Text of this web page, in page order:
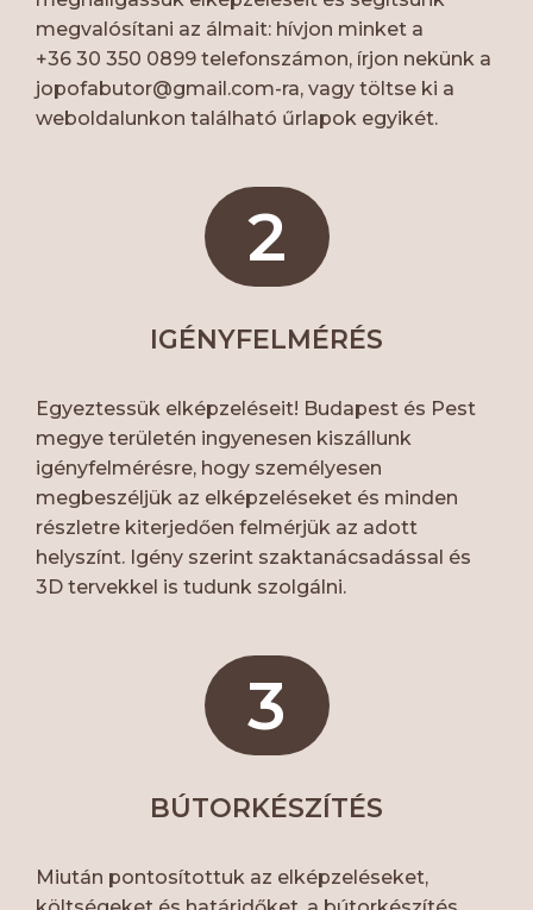
megvalósítani az álmait: hívjon minket a
+36 30 350 0899 telefonszámon, írjon nekünk a
jopofabutor@gmail.com-ra, vagy töltse ki a
weboldalunkon található űrlapok egyikét.
2
IGÉNYFELMÉRÉS
Egyeztessük elképzeléseit! Budapest és Pest
megye területén ingyenesen kiszállunk
igényfelmérésre, hogy személyesen
megbeszéljük az elképzeléseket és minden
részletre kiterjedően felmérjük az adott
helyszínt. Igény szerint szaktanácsadással és
3D tervekkel is tudunk szolgálni.
3
BÚTORKÉSZÍTÉS
Miután pontosítottuk az elképzeléseket,